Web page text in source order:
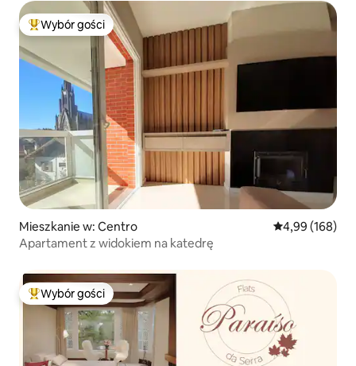
Najpopularniejsze z kategorii Wybór gości
Wybór gości
Mieszkanie w: Centro Średnia
4,99 (168)
Apartament z widokiem na katedrę
Najpopularniejsze z kategorii Wybór gości
Wybór gości